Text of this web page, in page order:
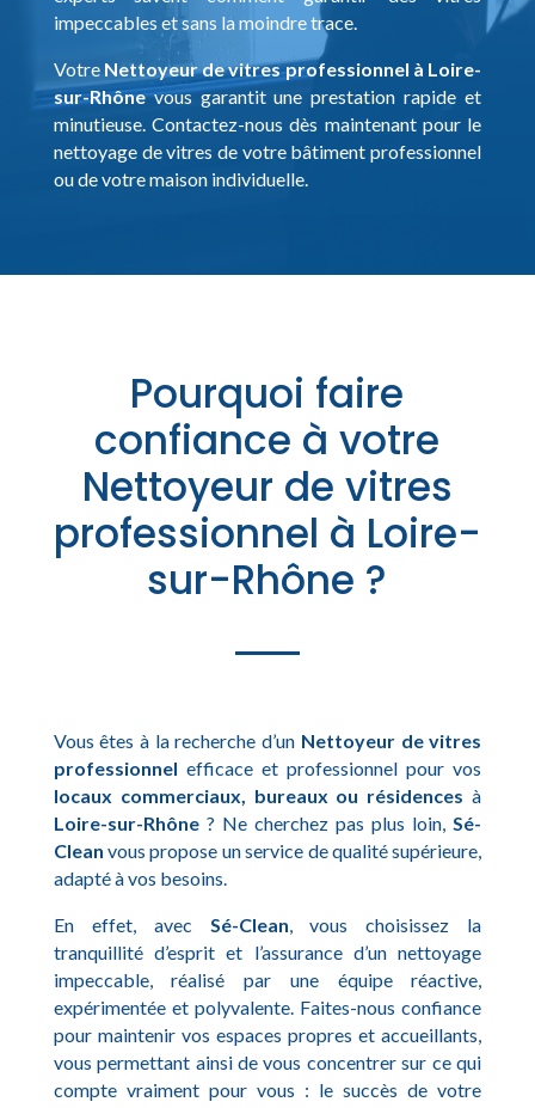
impeccables et sans la moindre trace.
Votre Nettoyeur de vitres professionnel à Loire-
sur-Rhônevous garantit une prestation rapide et
minutieuse. Contactez-nous dès maintenant pour le
nettoyage de vitres de votre bâtiment professionnel
ou de votre maison individuelle.
Pourquoi faire
confiance à votre
Nettoyeur de vitres
professionnel à Loire-
sur-Rhône ?
Vous êtes à la recherche d’un Nettoyeur de vitres
professionnel efficace et professionnel pour vos
locaux commerciaux, bureaux ou résidences à
Loire-sur-Rhône? Ne cherchez pas plus loin, Sé-
Clean vous propose un service de qualité supérieure,
adapté à vos besoins.
En effet, avec Sé-Clean , vous choisissez la
tranquillité d’esprit et l’assurance d’un nettoyage
impeccable, réalisé par une équipe réactive,
expérimentée et polyvalente. Faites-nous confiance
pour maintenir vos espaces propres et accueillants,
vous permettant ainsi de vous concentrer sur ce qui
compte vraiment pour vous : le succès de votre